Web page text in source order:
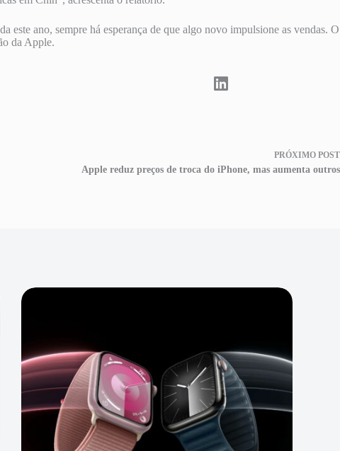
este ano, sempre há esperança de que algo novo impulsione as vendas. O
da Apple.
PRÓXIMO POST
Apple reduz preços de troca do iPhone, mas aumenta outros